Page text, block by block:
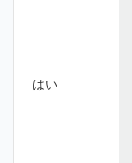
はい